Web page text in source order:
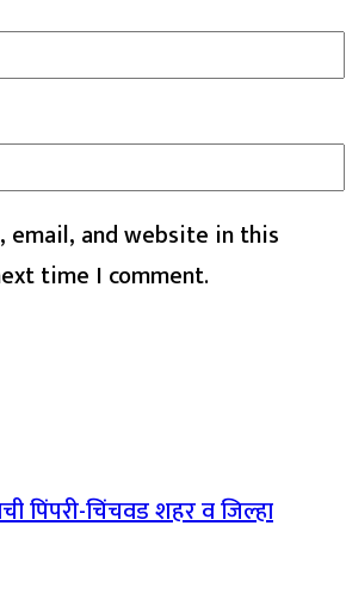
email, and website in this
time I comment.